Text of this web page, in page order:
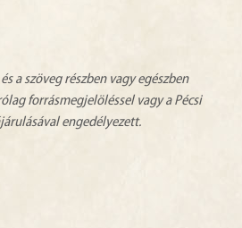
a szöveg részben vagy egészben
forrásmegjelöléssel vagy a Pécsi
engedélyezett.